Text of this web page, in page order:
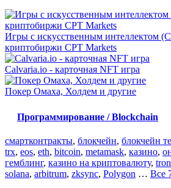
Игры с искусственным интеллектом
криптобиржи CPT Markets
Calvaria.io - карточная NFT игра
Покер Омаха, Холдем и другие
Программирование / Blockchain
смартконтракты, блокчейн, блокчейн
trx, eos, eth, bitcoin, metamask, казино,
гемблинг, казино на криптовалюту, tron
solana, arbitrum, zksync, Polygon … Все